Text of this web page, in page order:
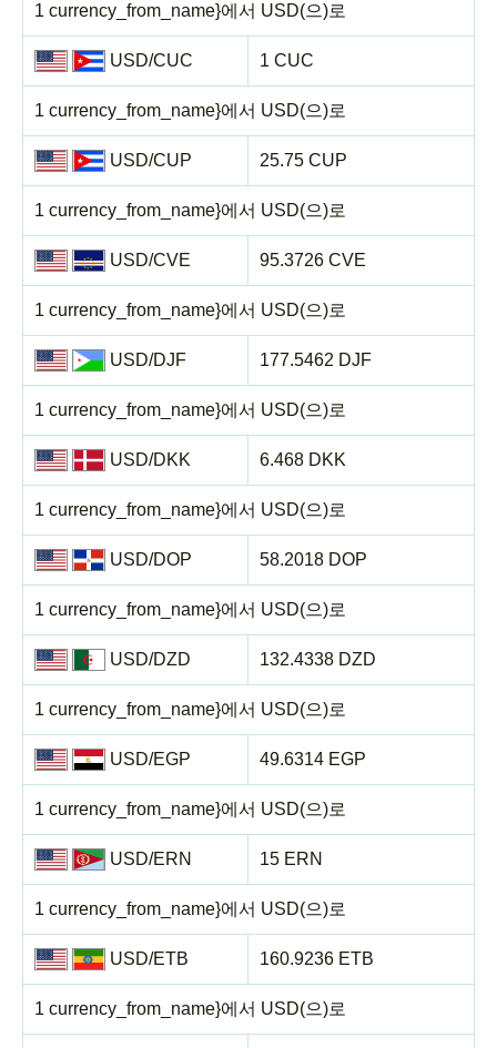
1 currency_from_name}에서 USD(으)로
USD/CUC
1 currency_from_name}에서 USD(으)로
1 CUC
USD/CUP
1 currency_from_name}에서 USD(으)로
25.75 CUP
USD/CVE
1 currency_from_name}에서 USD(으)로
95.3726 CVE
USD/DJF
1 currency_from_name}에서 USD(으)로
177.5462 DJF
USD/DKK
1 currency_from_name}에서 USD(으)로
6.468 DKK
USD/DOP
1 currency_from_name}에서 USD(으)로
58.2018 DOP
USD/DZD
1 currency_from_name}에서 USD(으)로
132.4338 DZD
USD/EGP
1 currency_from_name}에서 USD(으)로
49.6314 EGP
USD/ERN
1 currency_from_name}에서 USD(으)로
15 ERN
USD/ETB
1 currency_from_name}에서 USD(으)로
160.9236 ETB